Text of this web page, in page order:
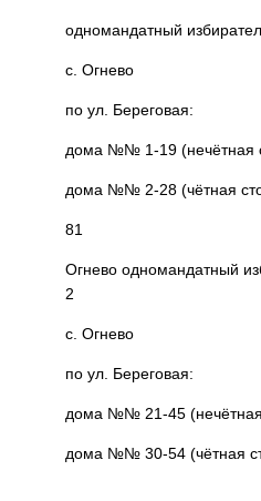
одномандатный
с. Огнево
по ул. Береговая:
дома №№ 1-19 (нечётная
дома №№ 2-28 (чётная
81
Огнево одномандатный
2
с. Огнево
по ул. Береговая:
дома №№ 21-45 (нечётная
дома №№ 30-54 (чётная